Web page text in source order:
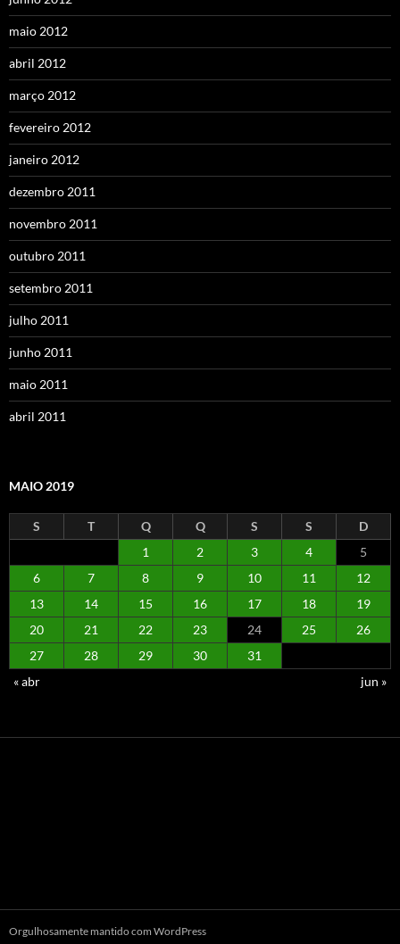
maio 2012
abril 2012
março 2012
fevereiro 2012
janeiro 2012
dezembro 2011
novembro 2011
outubro 2011
setembro 2011
julho 2011
junho 2011
maio 2011
abril 2011
MAIO 2019
S T Q Q S S
D
1
2 3 4
5
6
7 8 9 10 11
12
13
14 15 16 17 18
19
20
21 22 23 24 25
26
27
28 29 30
31
« abr
jun »
Orgulhosamente mantido com WordPress